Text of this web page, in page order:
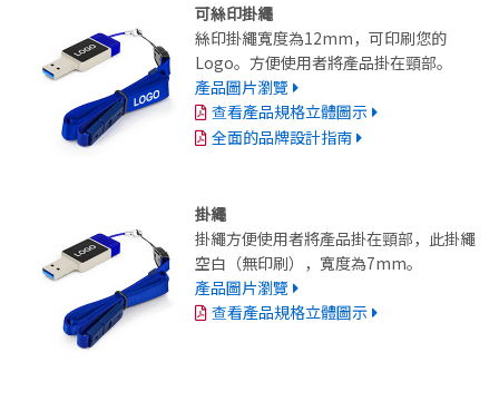
可絲印掛繩
絲印掛繩寬度為12mm，可印刷您的
Logo。方便使用者將產品掛在頸部。
產品圖片瀏覽
查看產品規格立體圖示
全面的品牌設計指南
掛繩
掛繩方便使用者將產品掛在頸部，此掛繩
空白（無印刷），寬度為7mm。
產品圖片瀏覽
查看產品規格立體圖示